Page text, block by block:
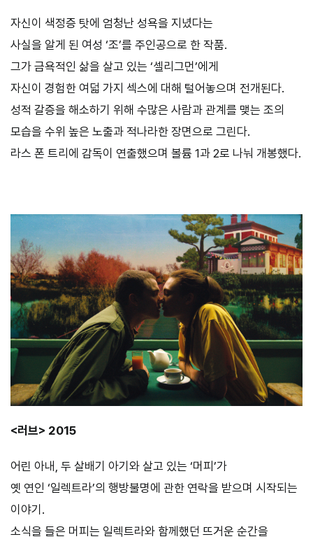
자신이 색정증 탓에 엄청난 성욕을 지녔다는
사실을 알게 된 여성 ‘조’를 주인공으로 한 작품.
그가 금욕적인 삶을 살고 있는 ‘셀리그먼’에게
자신이 경험한 여덟 가지 섹스에 대해 털어놓으며 전개된다.
성적 갈증을 해소하기 위해 수많은 사람과 관계를 맺는 조의
모습을 수위 높은 노출과 적나라한 장면으로 그린다.
라스 폰 트리에 감독이 연출했으며 볼륨 1과 2로 나눠 개봉했다.
<러브> 2015
어린 아내, 두 살배기 아기와 살고 있는 ‘머피’가
옛 연인 ‘일렉트라’의 행방불명에 관한 연락을 받으며 시작되는
이야기.
소식을 들은 머피는 일렉트라와 함께했던 뜨거운 순간을